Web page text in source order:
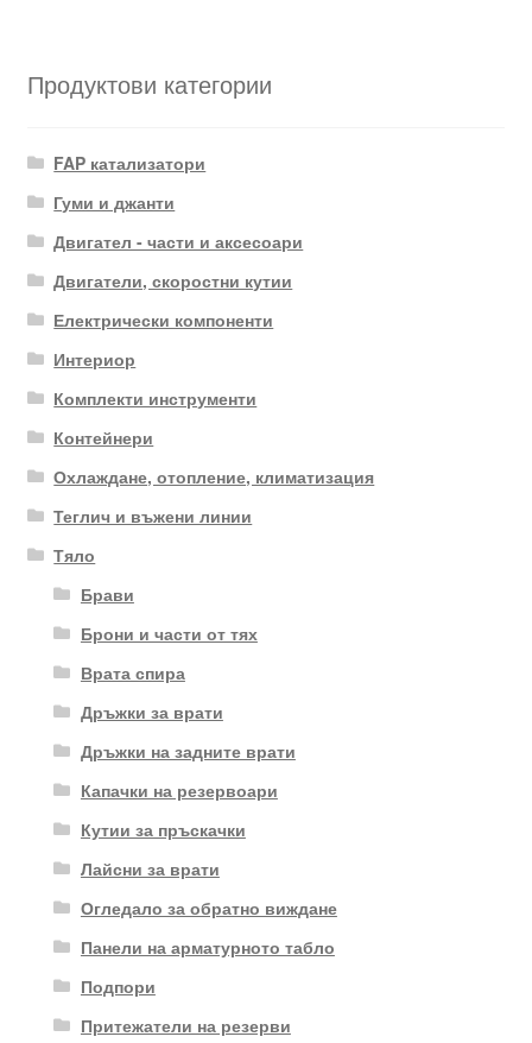
Продуктови категории
FAP катализатори
Гуми и джанти
Двигател - части и аксесоари
Двигатели, скоростни кутии
Електрически компоненти
Интериор
Комплекти инструменти
Контейнери
Охлаждане, отопление, климатизация
Теглич и въжени линии
Тяло
Брави
Брони и части от тях
Врата спира
Дръжки за врати
Дръжки на задните врати
Капачки на резервоари
Кутии за пръскачки
Лайсни за врати
Огледало за обратно виждане
Панели на арматурното табло
Подпори
Притежатели на резерви